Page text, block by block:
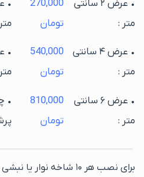
• عرض ۲ سانتی
:
270,000
تومان
متر :
• عرض ۴ سانتی
:
540,000
تومان
متر :
• عرض ۶ سانتی
:
810,000
تومان
•
برای نصب هر ۱۰ شاخه نوار